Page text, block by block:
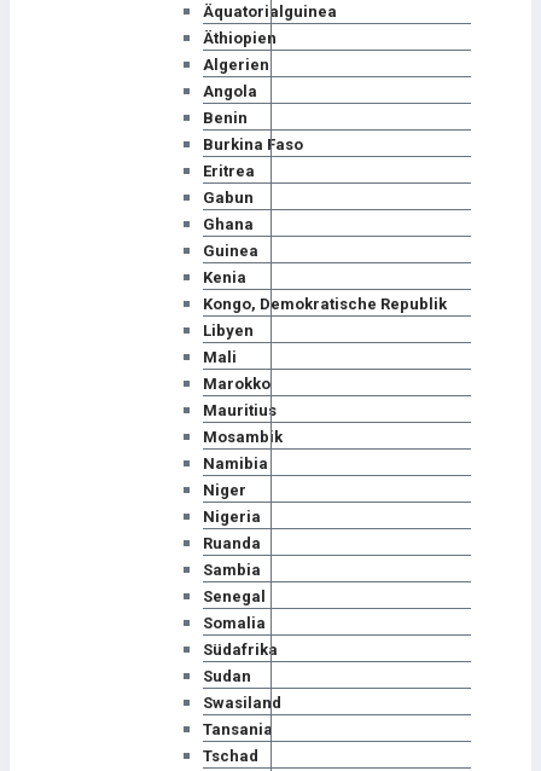
Äquatorialguinea
Äthiopien
Algerien
Angola
Benin
Burkina Faso
Eritrea
Gabun
Ghana
Guinea
Kenia
Kongo, Demokratische Republik
Libyen
Mali
Marokko
Mauritius
Mosambik
Namibia
Niger
Nigeria
Ruanda
Sambia
Senegal
Somalia
Südafrika
Sudan
Swasiland
Tansania
Tschad